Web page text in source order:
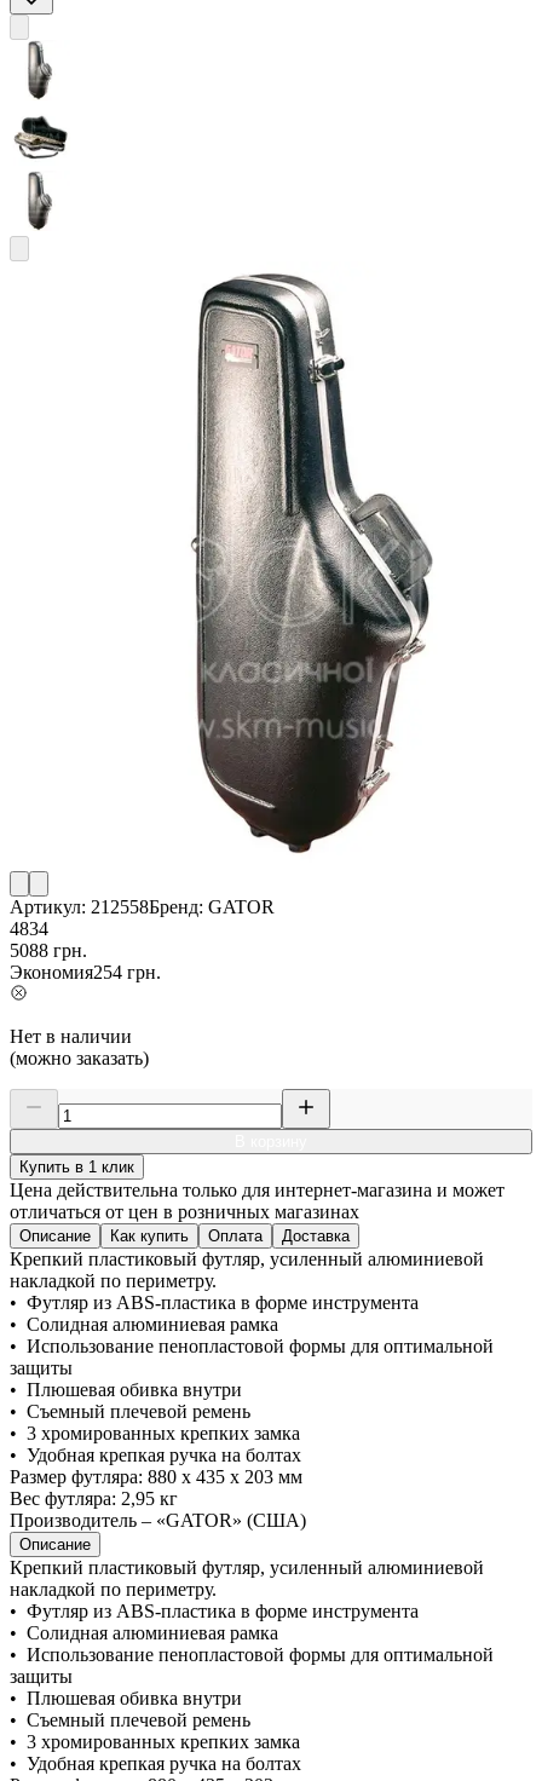
Артикул: 212558Бренд: GATOR
4834
5088 грн.
Экономия254 грн.
Нет в наличии
(можно заказать)
Купить в 1 клик
Цена действительна только для интернет-магазина и может
отличаться от цен в розничных магазинах
Описание Как купить Оплата Доставка
Крепкий пластиковый футляр, усиленный алюминиевой
накладкой по периметру.
• Футляр из ABS-пластика в форме инструмента
• Солидная алюминиевая рамка
• Использование пенопластовой формы для оптимальной
защиты
• Плюшевая обивка внутри
• Съемный плечевой ремень
• 3 хромированных крепких замка
• Удобная крепкая ручка на болтах
Размер футляра: 880 x 435 x 203 мм
Вес футляра: 2,95 кг
Производитель – «GATOR» (США)
Описание
Крепкий пластиковый футляр, усиленный алюминиевой
накладкой по периметру.
• Футляр из ABS-пластика в форме инструмента
• Солидная алюминиевая рамка
• Использование пенопластовой формы для оптимальной
защиты
• Плюшевая обивка внутри
• Съемный плечевой ремень
• 3 хромированных крепких замка
• Удобная крепкая ручка на болтах